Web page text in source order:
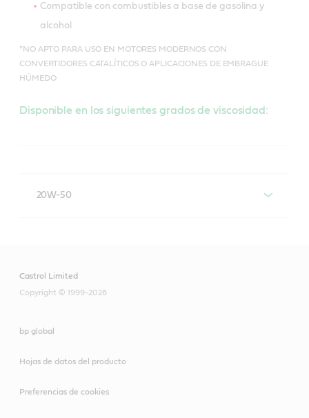
Compatible con combustibles a base de gasolina y
alcohol
*NO APTO PARA USO EN MOTORES MODERNOS CON
CONVERTIDORES CATALÍTICOS O APLICACIONES DE EMBRAGUE
HÚMEDO
Disponible en los siguientes grados de viscosidad:
20W-50
Castrol Limited
Copyright © 1999-2026
bp global
Hojas de datos del producto
Preferencias de cookies